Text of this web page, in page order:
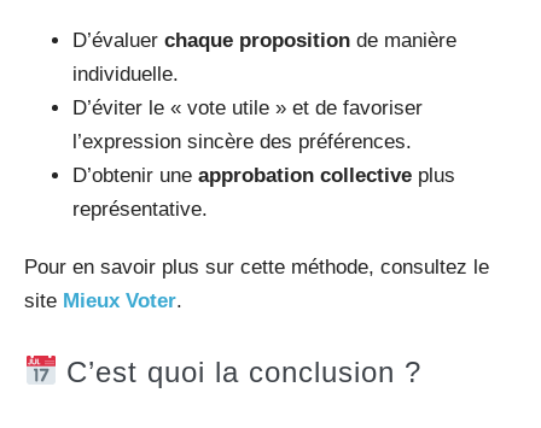
D’évaluer chaque proposition de manière
individuelle.
D’éviter le « vote utile » et de favoriser
l’expression sincère des préférences.
D’obtenir une approbation collective plus
représentative.
Pour en savoir plus sur cette méthode, consultez le
site Mieux Voter.
C’est quoi la conclusion ?